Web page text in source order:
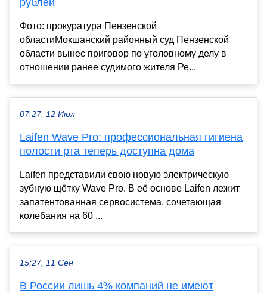
рублей
Фото: прокуратура Пензенской
областиМокшанский районный суд Пензенской
области вынес приговор по уголовному делу в
отношении ранее судимого жителя Ре...
07:27, 12 Июл
Laifen Wave Pro: профессиональная гигиена
полости рта теперь доступна дома
Laifen представили свою новую электрическую
зубную щётку Wave Pro. В её основе Laifen лежит
запатентованная сервосистема, сочетающая
колебания на 60 ...
15:27, 11 Сен
В России лишь 4% компаний не имеют